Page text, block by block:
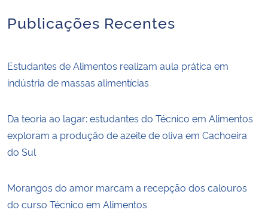
Publicações Recentes
Estudantes de Alimentos realizam aula prática em
indústria de massas alimentícias
Da teoria ao lagar: estudantes do Técnico em Alimentos
exploram a produção de azeite de oliva em Cachoeira
do Sul
Morangos do amor marcam a recepção dos calouros
do curso Técnico em Alimentos